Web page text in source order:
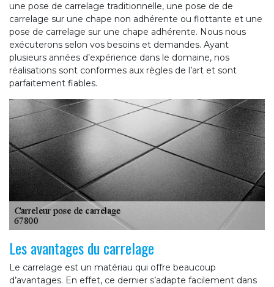
une pose de carrelage traditionnelle, une pose de de
carrelage sur une chape non adhérente ou flottante et une
pose de carrelage sur une chape adhérente. Nous nous
exécuterons selon vos besoins et demandes. Ayant
plusieurs années d’expérience dans le domaine, nos
réalisations sont conformes aux règles de l’art et sont
parfaitement fiables.
Les avantages du carrelage
Le carrelage est un matériau qui offre beaucoup
d’avantages. En effet, ce dernier s’adapte facilement dans